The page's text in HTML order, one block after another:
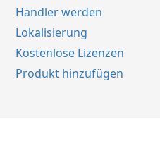
Händler werden
Lokalisierung
Kostenlose Lizenzen
Produkt hinzufügen